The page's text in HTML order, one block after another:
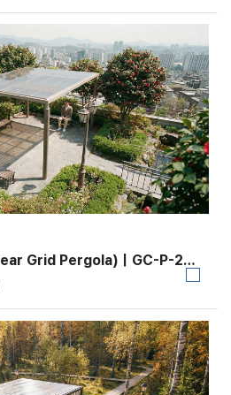
클리어그리드 퍼걸러(Clear Grid Pergola)｜GC-P-2142